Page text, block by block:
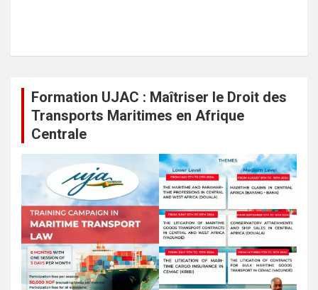
Formation UJAC : Maîtriser le Droit des
Transports Maritimes en Afrique
Centrale